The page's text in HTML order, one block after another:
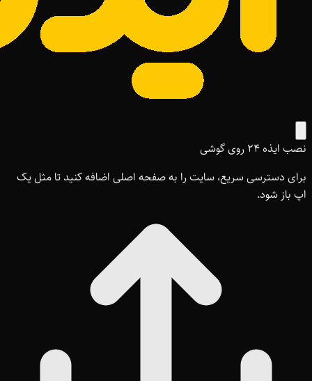
نصب ایذه ۲۴ روی گوشی
برای دسترسی سریع، سایت را به صفحه اصلی اضافه کنید تا مثل یک
اپ باز شود.